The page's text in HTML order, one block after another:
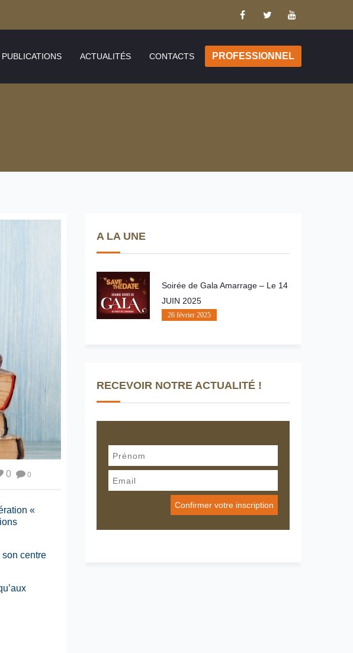
PUBLICATIONS ACTUALITÉS CONTACTS PROFESSIONNEL
0
0
«
centre
A LA UNE
Soirée de Gala Amarrage – Le 14
JUIN 2025
26 février 2025
RECEVOIR NOTRE ACTUALITÉ !